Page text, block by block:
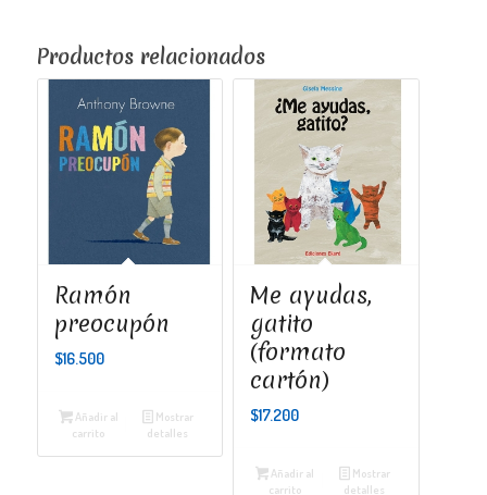
Productos relacionados
Ramón
preocupón
$16.500
Añadir al
carrito
Mostrar
detalles
Me ayudas,
gatito
(formato
cartón)
$17.200
Añadir al
carrito
Mostrar
detalles